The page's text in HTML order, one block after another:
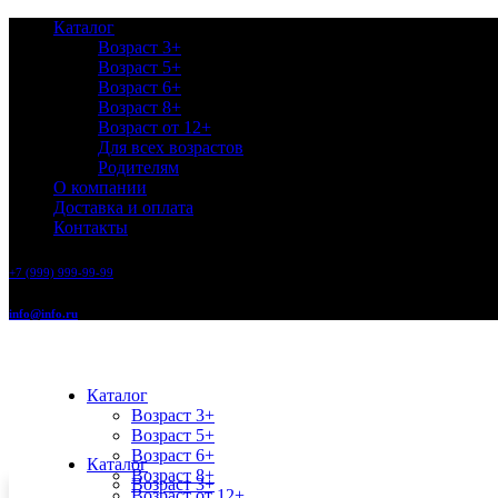
Каталог
Возраст 3+
Возраст 5+
Возраст 6+
Возраст 8+
Возраст от 12+
Для всех возрастов
Родителям
О компании
Доставка и оплата
Контакты
+7 (999) 999-99-99
info@info.ru
Каталог
Возраст 3+
Возраст 5+
Возраст 6+
Возраст 8+
Каталог
Возраст 3+